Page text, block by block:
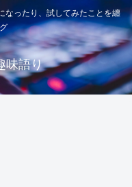
なったり、試してみたことを纏
味語り